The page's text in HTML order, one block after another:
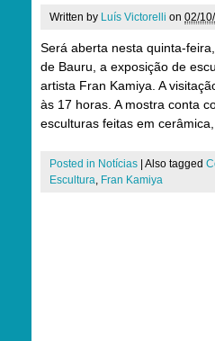
Written by Luís Victorelli on 02/
Será aberta nesta quinta-
de Bauru, a exposição de
artista Fran Kamiya. A
às 17 horas. A mostra conta
esculturas feitas em
Posted in Notícias Also tagged
Escultura, Fran Kamiya